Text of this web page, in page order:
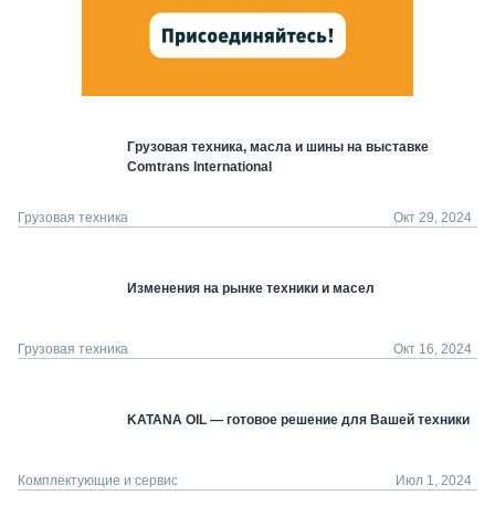
Грузовая техника, масла и шины на выставке
Comtrans International
Грузовая техника Окт 29, 2024
Изменения на рынке техники и масел
Грузовая техника Окт 16, 2024
KATANA OIL — готовое решение для Вашей техники
Комплектующие и сервис Июл 1, 2024